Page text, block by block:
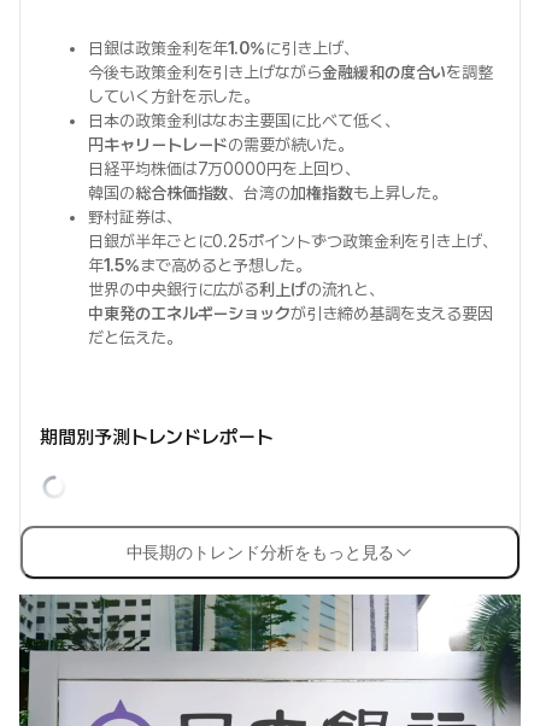
日銀は政策金利を年1.0%に引き上げ、
今後も政策金利を引き上げながら金融緩和の度合いを調整
していく方針を示した。
日本の政策金利はなお主要国に比べて低く、
円キャリートレードの需要が続いた。
日経平均株価は7万0000円を上回り、
韓国の総合株価指数、台湾の加権指数も上昇した。
野村証券は、
日銀が半年ごとに0.25ポイントずつ政策金利を引き上げ、
年1.5%まで高めると予想した。
世界の中央銀行に広がる利上げの流れと、
中東発のエネルギーショックが引き締め基調を支える要因
だと伝えた。
期間別予測トレンドレポート
中長期のトレンド分析をもっと見る